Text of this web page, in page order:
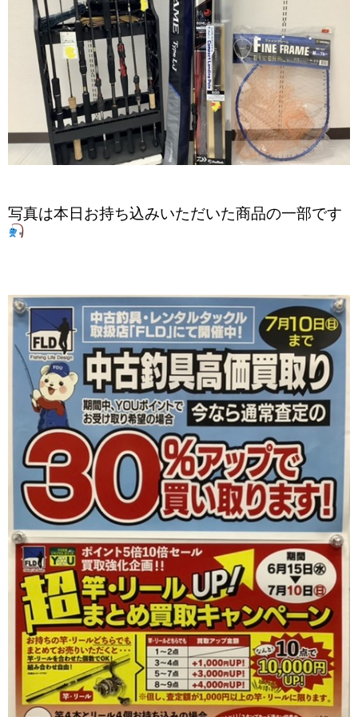
写真は本日お持ち込みいただいた商品の一部です